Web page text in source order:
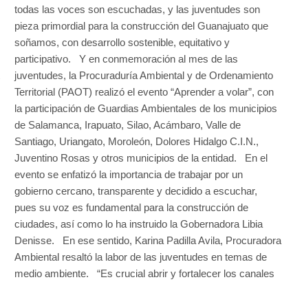
todas las voces son escuchadas, y las juventudes son
pieza primordial para la construcción del Guanajuato que
soñamos, con desarrollo sostenible, equitativo y
participativo. Y en conmemoración al mes de las
juventudes, la Procuraduría Ambiental y de Ordenamiento
Territorial (PAOT) realizó el evento “Aprender a volar”, con
la participación de Guardias Ambientales de los municipios
de Salamanca, Irapuato, Silao, Acámbaro, Valle de
Santiago, Uriangato, Moroleón, Dolores Hidalgo C.I.N.,
Juventino Rosas y otros municipios de la entidad. En el
evento se enfatizó la importancia de trabajar por un
gobierno cercano, transparente y decidido a escuchar,
pues su voz es fundamental para la construcción de
ciudades, así como lo ha instruido la Gobernadora Libia
Denisse. En ese sentido, Karina Padilla Avila, Procuradora
Ambiental resaltó la labor de las juventudes en temas de
medio ambiente. “Es crucial abrir y fortalecer los canales